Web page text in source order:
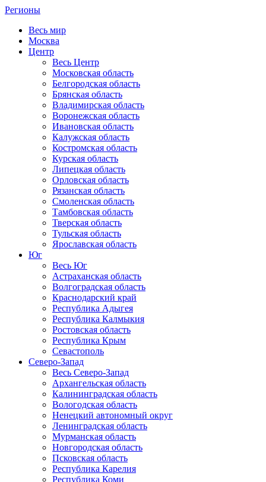
Регионы
Весь мир
Москва
Центр
Весь Центр
Московская область
Белгородская область
Брянская область
Владимирская область
Воронежская область
Ивановская область
Калужская область
Костромская область
Курская область
Липецкая область
Орловская область
Рязанская область
Смоленская область
Тамбовская область
Тверская область
Тульская область
Ярославская область
Юг
Весь Юг
Астраханская область
Волгоградская область
Краснодарский край
Республика Адыгея
Республика Калмыкия
Ростовская область
Республика Крым
Севастополь
Северо-Запад
Весь Северо-Запад
Архангельская область
Калининградская область
Вологодская область
Ненецкий автономный округ
Ленинградская область
Мурманская область
Новгородская область
Псковская область
Республика Карелия
Республика Коми